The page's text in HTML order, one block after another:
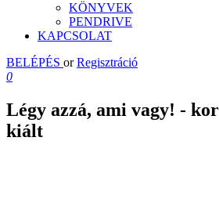
KÖNYVEK
PENDRIVE
KAPCSOLAT
BELÉPÉS or Regisztráció
0
Légy azzá, ami vagy! -
kiált